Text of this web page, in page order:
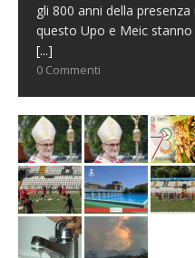
gli 800 anni della
questo Upo e Meic
[...]
0 Commenti